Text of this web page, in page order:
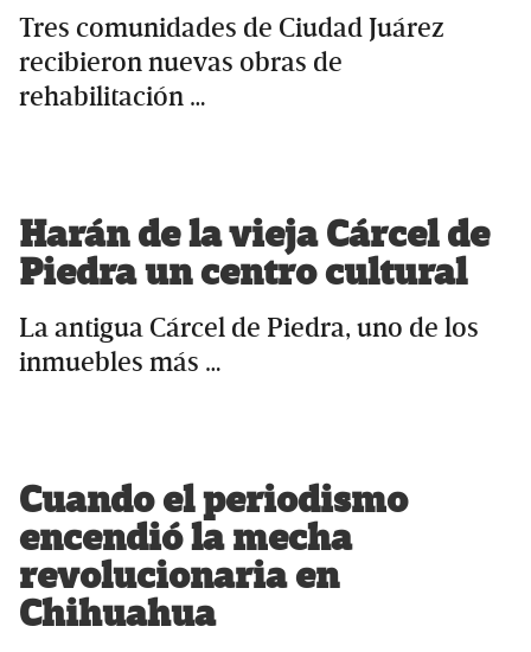
Tres comunidades de Ciudad Juárez
recibieron nuevas obras de
rehabilitación …
Harán de la vieja Cárcel de
Piedra un centro cultural
La antigua Cárcel de Piedra, uno de los
inmuebles más …
Cuando el periodismo
encendió la mecha
revolucionaria en
Chihuahua